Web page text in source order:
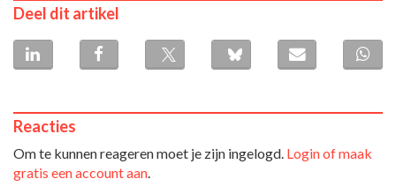
Deel dit artikel
Reacties
Om te kunnen reageren moet je zijn ingelogd. Login of maak
gratis een account aan.